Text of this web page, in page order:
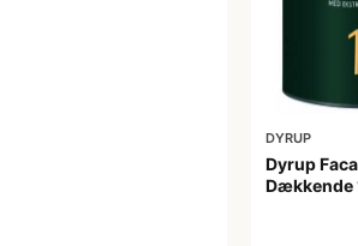
DYRUP
Dyrup
Dækkende